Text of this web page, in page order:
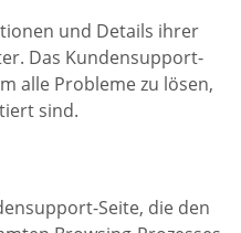
und Details ihrer
Das Kundensupport-
alle Probleme zu lösen,
sind.
Seite, die den